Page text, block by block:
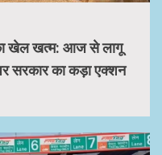
का खेल खत्म: आज से लागू
सरकार का कड़ा एक्शन